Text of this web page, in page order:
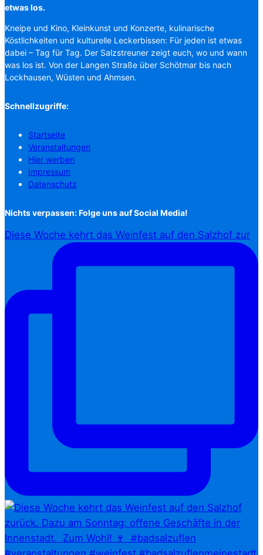
etwas los.
Kneipe und Kino, Kleinkunst und Konzerte, kulinarische
Köstlichkeiten und kulturelle Leckerbissen: Für jeden ist etwas
dabei – Tag für Tag. Der Salzstreuner zeigt euch, wo und wann
was los ist. Von der Langen Straße über Schötmar bis nach
Lockhausen, Wüsten und Ahmsen.
Schnellzugriffe:
Startseite
Veranstaltungen
Hier werben
Impressum
Datenschutz
Nichts verpassen: Folge uns auf Social Media!
Diese Woche kehrt das Weinfest auf den Salzhof zur